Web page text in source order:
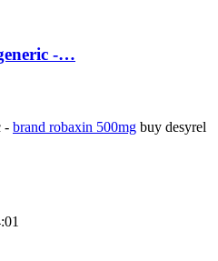
-…
- brand robaxin 500mg buy desyrel